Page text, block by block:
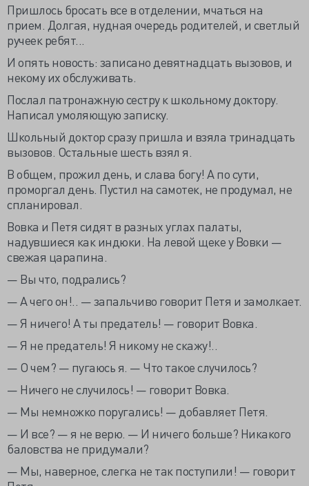
Пришлось бросать все в отделении, мчаться на
прием. Долгая, нудная очередь родителей, и светлый
ручеек ребят...
И опять новость: записано девятнадцать вызовов, и
некому их обслуживать.
Послал патронажную сестру к школьному доктору.
Написал умоляющую записку.
Школьный доктор сразу пришла и взяла тринадцать
вызовов. Остальные шесть взял я.
В общем, прожил день, и слава богу! А по сути,
проморгал день. Пустил на самотек, не продумал, не
спланировал.
Вовка и Петя сидят в разных углах палаты,
надувшиеся как индюки. На левой щеке у Вовки —
свежая царапина.
— Вы что, подрались?
— А чего он!.. — запальчиво говорит Петя и замолкает.
— Я ничего! А ты предатель! — говорит Вовка.
— Я не предатель! Я никому не скажу!..
— О чем? — пугаюсь я. — Что такое случилось?
— Ничего не случилось! — говорит Вовка.
— Мы немножко поругались! — добавляет Петя.
— И все? — я не верю. — И ничего больше? Никакого
баловства не придумали?
— Мы, наверное, слегка не так поступили! — говорит